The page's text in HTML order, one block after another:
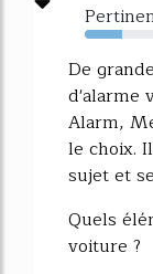
49%
De
d'alarme
Alarm,
le choix.
sujet et
Quels
voiture ?